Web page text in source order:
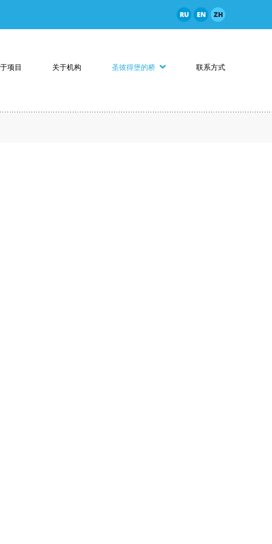
RU EN ZH
项目 关于机构 圣彼得堡的桥 联系方式